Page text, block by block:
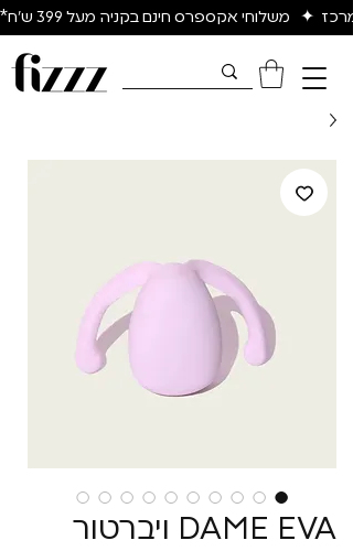
✦   משלוחי אקספרס חינם בקניה מעל 399 ש״ח*
DAME EVA ויברטור